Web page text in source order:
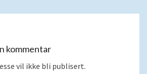
kommentar
vil ikke bli publisert.